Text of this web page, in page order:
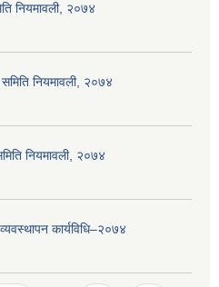
नियमावली, २०७४
समिति नियमावली, २०७४
नियमावली, २०७४
कार्यविधि–२०७४